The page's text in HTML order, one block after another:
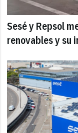
Sesé y Repsol
renovables y su